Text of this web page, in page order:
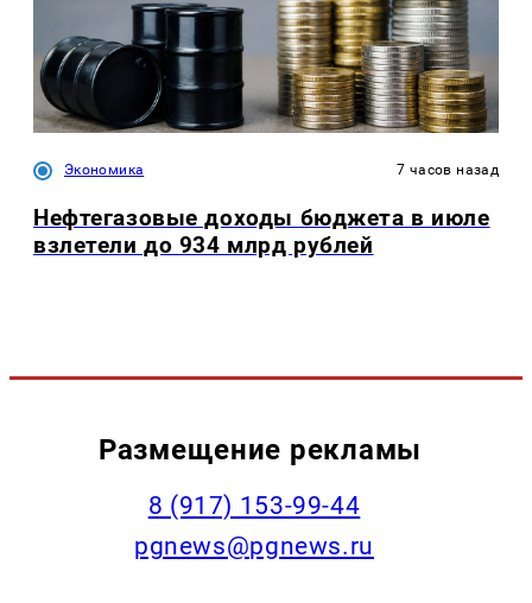
Экономика 7 часов назад
Нефтегазовые доходы бюджета в июле
взлетели до 934 млрд рублей
Размещение рекламы
‭8 (917) 153-99-44
pgnews@pgnews.ru